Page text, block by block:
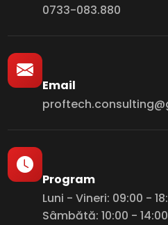
0733-083.880
Email
Program
Luni - Vineri: 09:00 -
Sâmbătă: 10:00 - 14:00